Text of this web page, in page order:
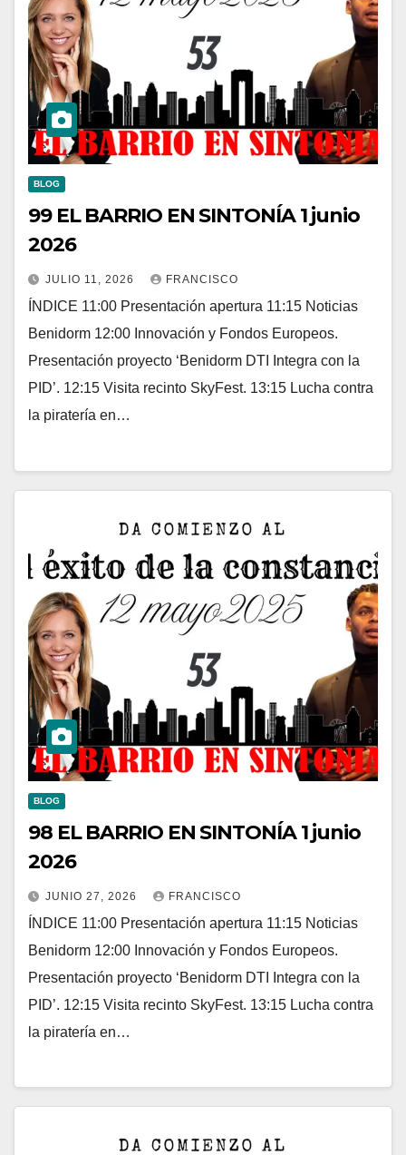
BLOG
99 EL BARRIO EN SINTONÍA 1 junio
2026
JULIO 11, 2026 FRANCISCO
ÍNDICE 11:00 Presentación apertura 11:15 Noticias
Benidorm 12:00 Innovación y Fondos Europeos.
Presentación proyecto ‘Benidorm DTI Integra con la
PID’. 12:15 Visita recinto SkyFest. 13:15 Lucha contra
la piratería en…
BLOG
98 EL BARRIO EN SINTONÍA 1 junio
2026
JUNIO 27, 2026 FRANCISCO
ÍNDICE 11:00 Presentación apertura 11:15 Noticias
Benidorm 12:00 Innovación y Fondos Europeos.
Presentación proyecto ‘Benidorm DTI Integra con la
PID’. 12:15 Visita recinto SkyFest. 13:15 Lucha contra
la piratería en…